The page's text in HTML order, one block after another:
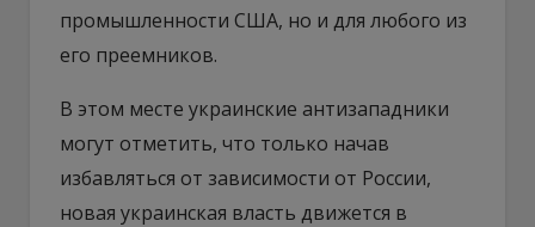
промышленности США, но и для любого из
его преемников.
В этом месте украинские антизападники
могут отметить, что только начав
избавляться от зависимости от России,
новая украинская власть движется в